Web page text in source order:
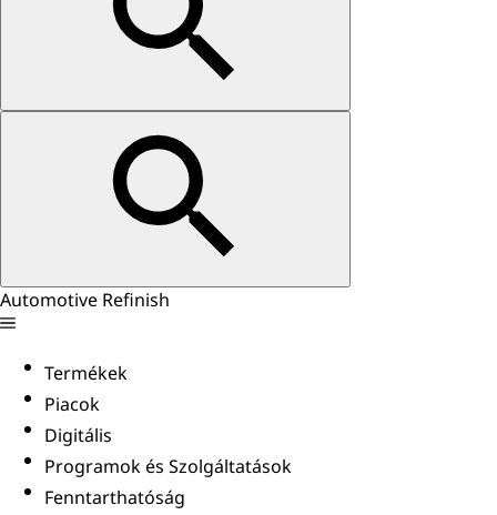
Automotive Refinish
Termékek
Piacok
Digitális
Programok és Szolgáltatások
Fenntarthatóság